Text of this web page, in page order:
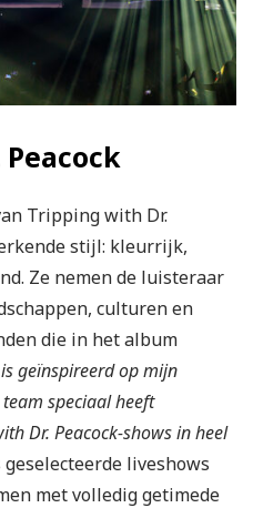
Tripping with Dr.
stijl: kleurrijk,
Ze nemen de luisteraar
culturen en
die in het album
geïnspireerd op mijn
speciaal heeft
Dr. Peacock-shows in heel
liveshows
met volledig getimede